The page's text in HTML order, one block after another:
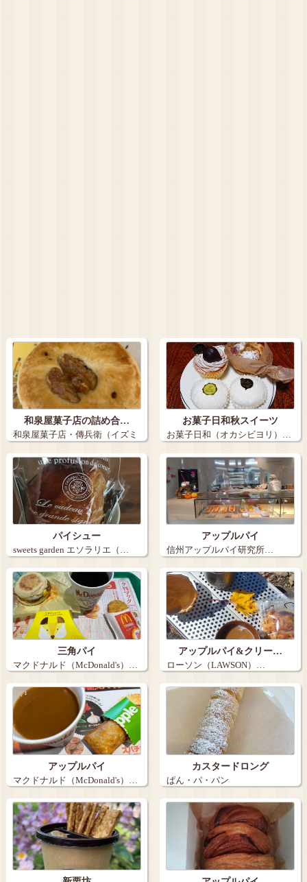
和泉屋菓子店の詰め合…
和泉屋菓子店・傳兵衛（イズミ
ヤカシテン・…
お菓子日和秋スイーツ
お菓子日和（オカシビヨリ）…
パイシュー
sweets garden エソラリエ（…
アップルパイ
信州アップルパイ研究所…
三角パイ
マクドナルド（McDonald's）…
アップルパイ&クリー…
ローソン（LAWSON）…
アップルパイ
マクドナルド（McDonald's）…
カスタードロング
ぱん・パ・パン